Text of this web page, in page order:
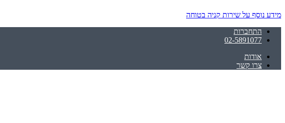
מידע נוסף על שירות קניה בטוחה
התחברות
02-5891077
אודות
צרו קשר